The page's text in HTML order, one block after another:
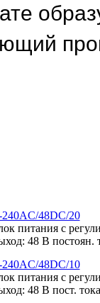
48DC/20
питания с
48 В постоян.
48DC/10
питания с
48 В пост.